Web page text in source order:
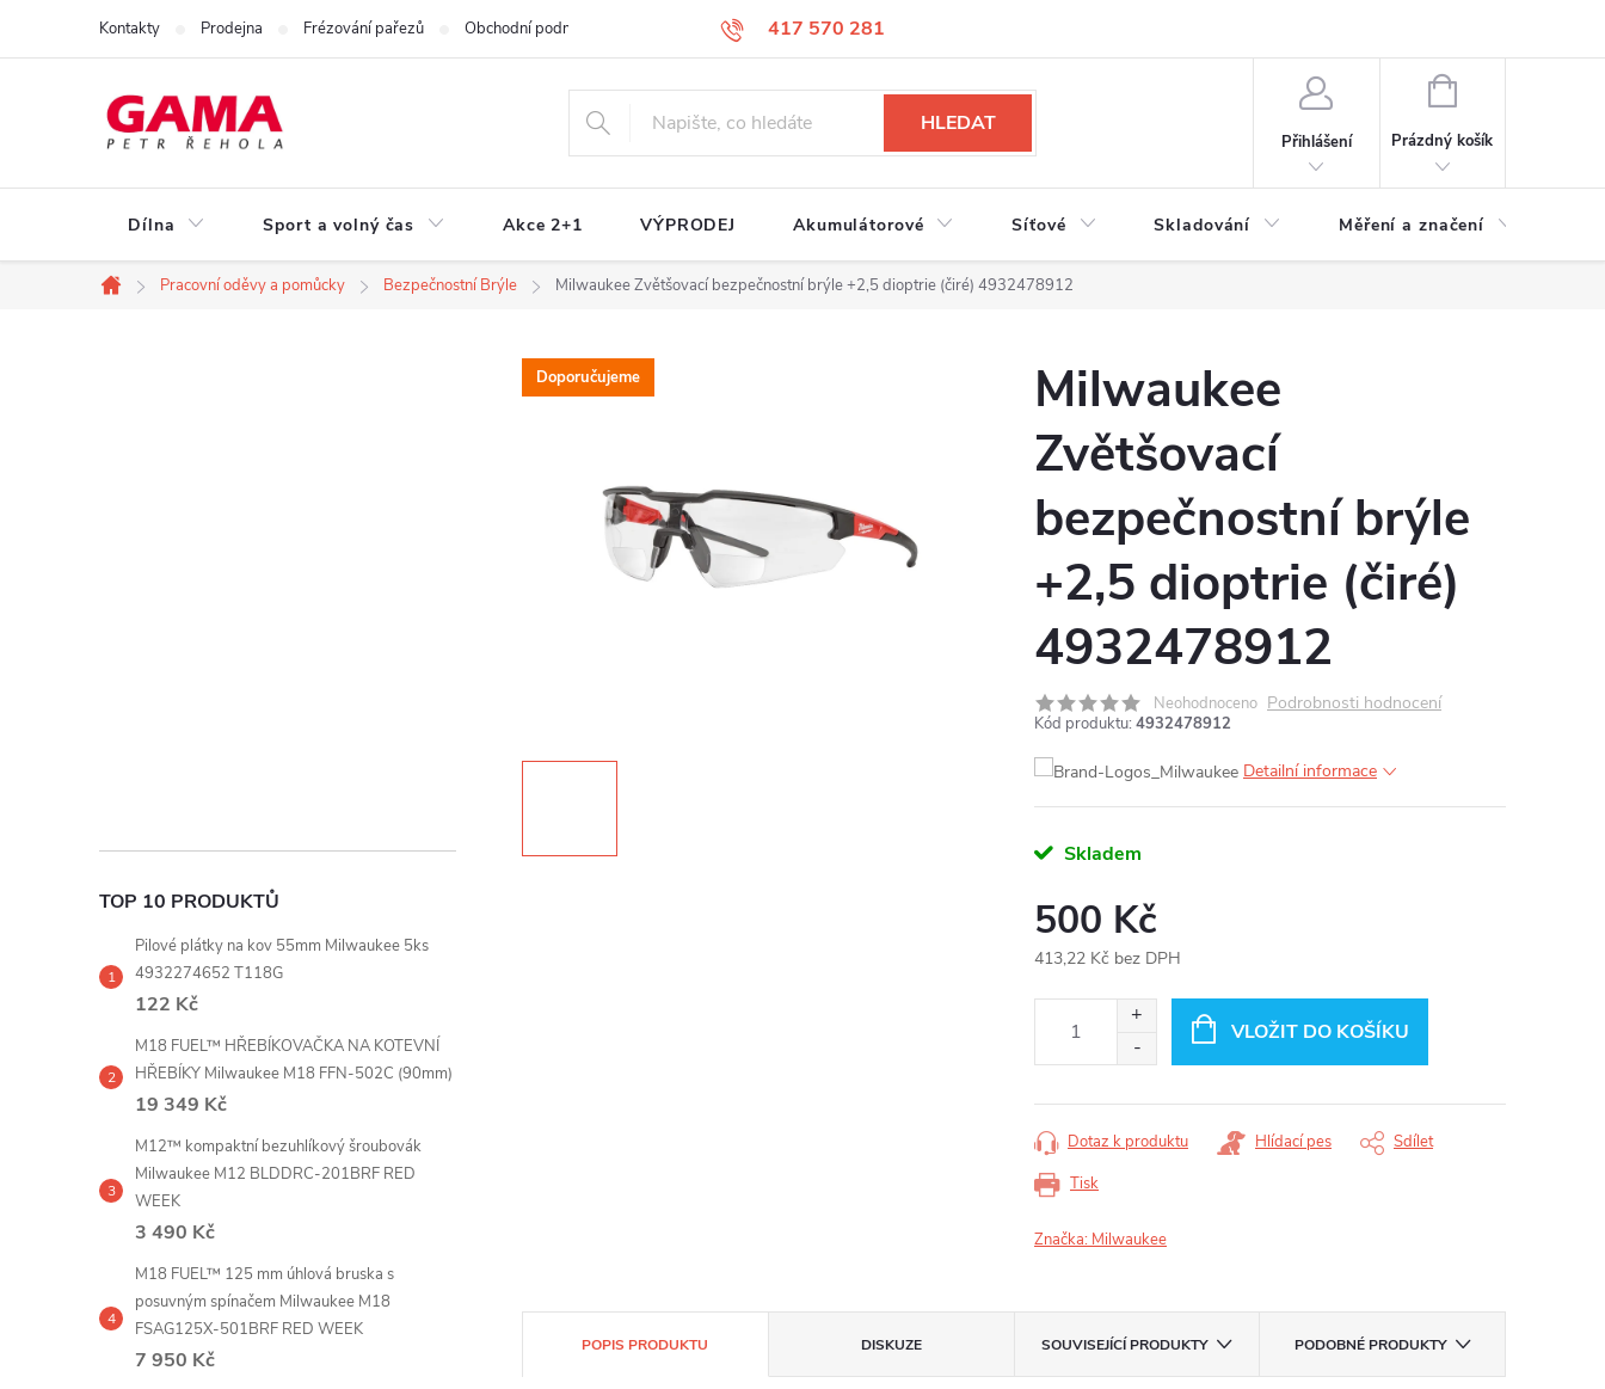
417 570 281
Kontakty Prodejna Frézování pařezů Obchodní podmínky Podmínky ochrany osobních údajů
HLEDAT
Přihlášení
NÁKUPNÍ
Prázdný košík
Dílna Sport a volný čas Akce 2+1 VÝPRODEJ Akumulátorové Síťové Skladování Měření a značení
Domů
Pracovní oděvy a pomůcky Bezpečnostní Brýle Milwaukee Zvětšovací bezpečnostní brýle +2,5 dioptrie (čiré) 4932478912
í
p
a
e
l
TOP 10 PRODUKTŮ
Pilové plátky na kov 55mm Milwaukee 5ks
4932274652 T118G
122 Kč
M18 FUEL™ HŘEBÍKOVAČKA NA KOTEVNÍ
HŘEBÍKY Milwaukee M18 FFN-502C (90mm)
19 349 Kč
M12™ kompaktní bezuhlíkový šroubovák
Milwaukee M12 BLDDRC-201BRF RED
WEEK
3 490 Kč
M18 FUEL™ 125 mm úhlová bruska s
posuvným spínačem Milwaukee M18
FSAG125X-501BRF RED WEEK
7 950 Kč
Doporučujeme
Milwaukee
Zvětšovací
bezpečnostní brýle
+2,5 dioptrie (čiré)
4932478912
Neohodnoceno Podrobnosti hodnocení
Kód produktu: 4932478912
Detailní informace
Skladem
500 Kč
413,22 Kč bez DPH
VLOŽIT DO KOŠÍKU
Tisk
Dotaz k produktu Hlídací pes Sdílet
Značka: Milwaukee
POPIS PRODUKTU DISKUZE SOUVISEJÍCÍ PRODUKTY PODOBNÉ PRODUKTY